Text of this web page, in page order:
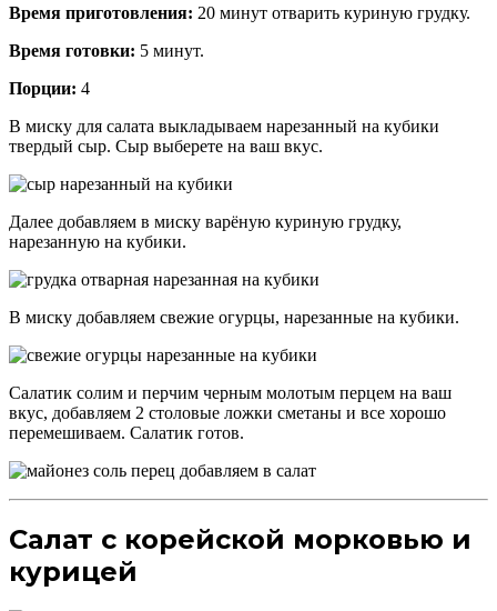
Время приготовления: 20 минут отварить куриную грудку.
Время готовки: 5 минут.
Порции: 4
В миску для салата выкладываем нарезанный на кубики
твердый сыр. Сыр выберете на ваш вкус.
Далее добавляем в миску варёную куриную грудку,
нарезанную на кубики.
В миску добавляем свежие огурцы, нарезанные на кубики.
Салатик солим и перчим черным молотым перцем на ваш
вкус, добавляем 2 столовые ложки сметаны и все хорошо
перемешиваем. Салатик готов.
Салат с корейской морковью и
курицей